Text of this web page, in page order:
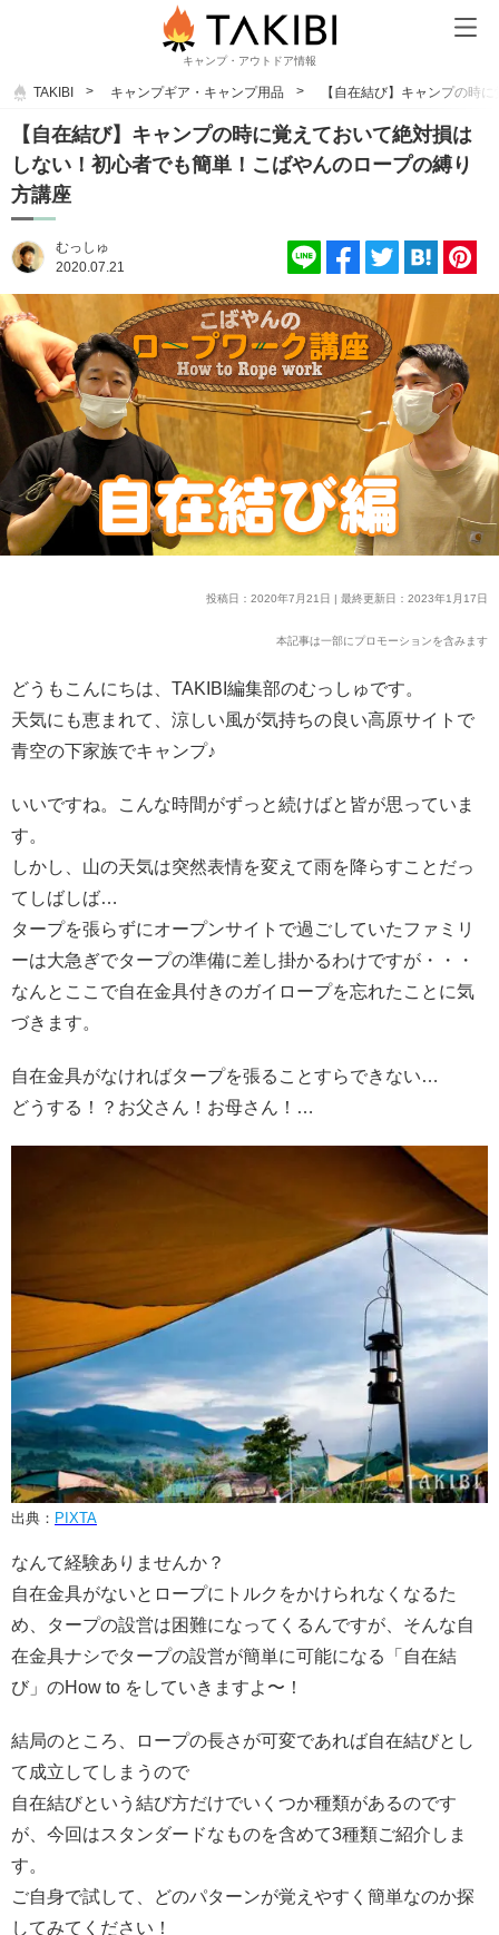
キャンプ・アウトドア情報
TAKIBI キャンプギア・キャンプ用品 【自在結び】キャンプの時
【自在結び】キャンプの時に覚えておいて絶対損は
しない！初心者でも簡単！こばやんのロープの縛り
方講座
むっしゅ
2020.07.21
投稿日：2020年7月21日 | 最終更新日：2023年1月17日
本記事は一部にプロモーションを含みます
どうもこんにちは、TAKIBI編集部のむっしゅです。
天気にも恵まれて、涼しい風が気持ちの良い高原サイトで
青空の下家族でキャンプ♪
いいですね。こんな時間がずっと続けばと皆が思っていま
す。
しかし、山の天気は突然表情を変えて雨を降らすことだっ
てしばしば…
タープを張らずにオープンサイトで過ごしていたファミリ
ーは大急ぎでタープの準備に差し掛かるわけですが・・・
なんとここで自在金具付きのガイロープを忘れたことに気
づきます。
自在金具がなければタープを張ることすらできない…
どうする！？お父さん！お母さん！…
出典： PIXTA
なんて経験ありませんか？
自在金具がないとロープにトルクをかけられなくなるた
め、タープの設営は困難になってくるんですが、そんな自
在金具ナシでタープの設営が簡単に可能になる「自在結
び」のHow to をしていきますよ〜！
結局のところ、ロープの長さが可変であれば自在結びとし
て成立してしまうので
自在結びという結び方だけでいくつか種類があるのです
が、今回はスタンダードなものを含めて3種類ご紹介しま
す。
ご自身で試して、どのパターンが覚えやすく簡単なのか探
してみてください！